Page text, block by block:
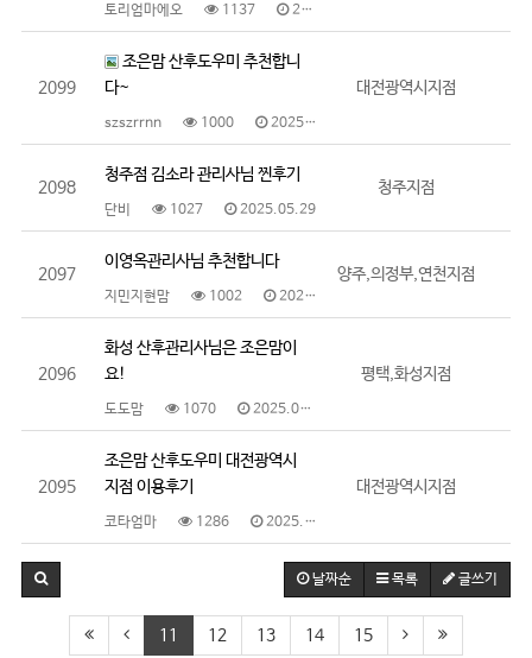
토리엄마에오 1137 2025.05.29
2099
조은맘 산후도우미 추천합니
다~
szszrrnn 1000 2025.05.29
대전광역시지점
2098
청주점 김소라 관리사님 찐후기
단비 1027 2025.05.29
청주지점
2097
이영옥관리사님 추천합니다
지민지현맘 1002 2025.05.28
양주,의정부,연천지점
2096
화성 산후관리사님은 조은맘이
요!
도도맘 1070 2025.05.28
평택,화성지점
2095
조은맘 산후도우미 대전광역시
지점 이용후기
코타엄마 1286 2025.05.27
대전광역시지점
날짜순 목록 글쓰기
11 12 13 14 15